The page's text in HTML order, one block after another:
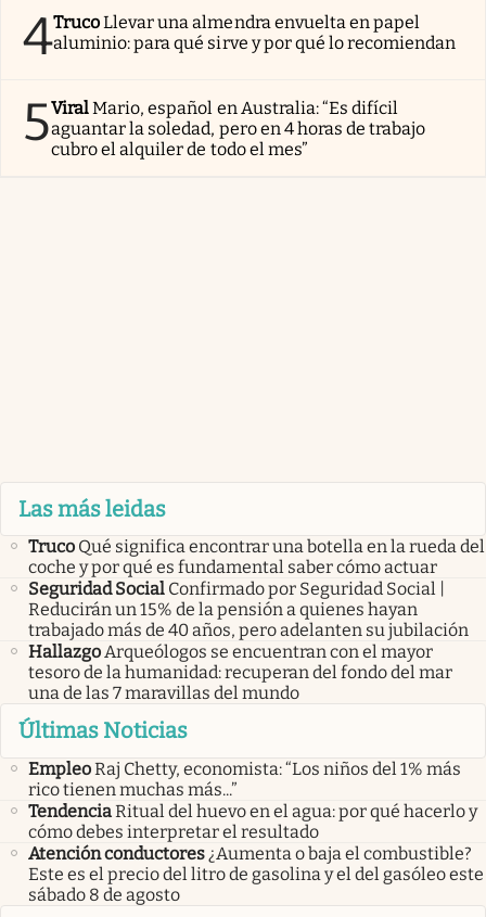
4TrucoLlevar una almendra envuelta en papel
aluminio: para qué sirve y por qué lo recomiendan
5ViralMario, español en Australia: “Es difícil
aguantar la soledad, pero en 4 horas de trabajo
cubro el alquiler de todo el mes”
Las más leidas
Truco Qué significa encontrar una botella en la rueda del
coche y por qué es fundamental saber cómo actuar
Seguridad Social Confirmado por Seguridad Social |
Reducirán un 15% de la pensión a quienes hayan
trabajado más de 40 años, pero adelanten su jubilación
HallazgoArqueólogos se encuentran con el mayor
tesoro de la humanidad: recuperan del fondo del mar
una de las 7 maravillas del mundo
Últimas Noticias
EmpleoRaj Chetty, economista: “Los niños del 1% más
rico tienen muchas más...”
TendenciaRitual del huevo en el agua: por qué hacerlo y
cómo debes interpretar el resultado
Atención conductores ¿Aumenta o baja el combustible?
Este es el precio del litro de gasolina y el del gasóleo este
sábado 8 de agosto